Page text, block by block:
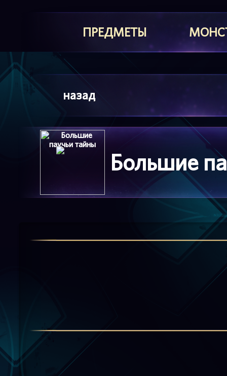
ПРЕДМЕТЫ
назад
Большие